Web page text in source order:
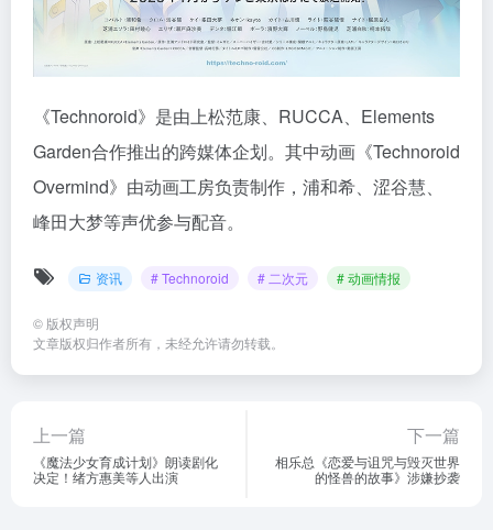
《Technoroid》是由上松范康、RUCCA、Elements
Garden合作推出的跨媒体企划。其中动画《Technoroid
Overmind》由动画工房负责制作，浦和希、涩谷慧、
峰田大梦等声优参与配音。
资讯 # Technoroid # 二次元 # 动画情报
© 版权声明
文章版权归作者所有，未经允许请勿转载。
上一篇
《魔法少女育成计划》朗读剧化
决定！绪方惠美等人出演
下一篇
相乐总《恋爱与诅咒与毁灭世界
的怪兽的故事》涉嫌抄袭